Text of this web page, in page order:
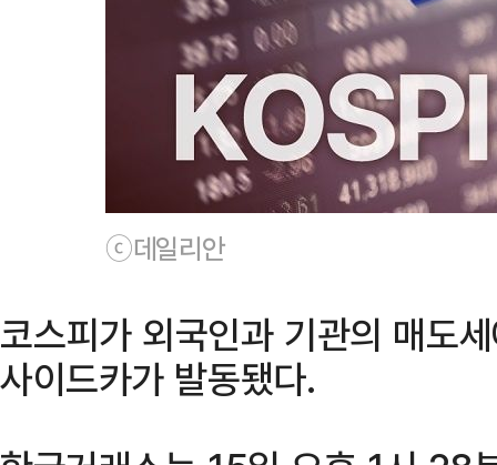
ⓒ데일리안
코스피가 외국인과 기관의 매도
사이드카가 발동됐다.